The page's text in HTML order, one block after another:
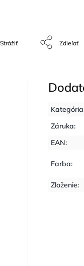
Strážiť Zdieľať
Kategória
Záruka:
EAN:
Farba:
Zloženie: